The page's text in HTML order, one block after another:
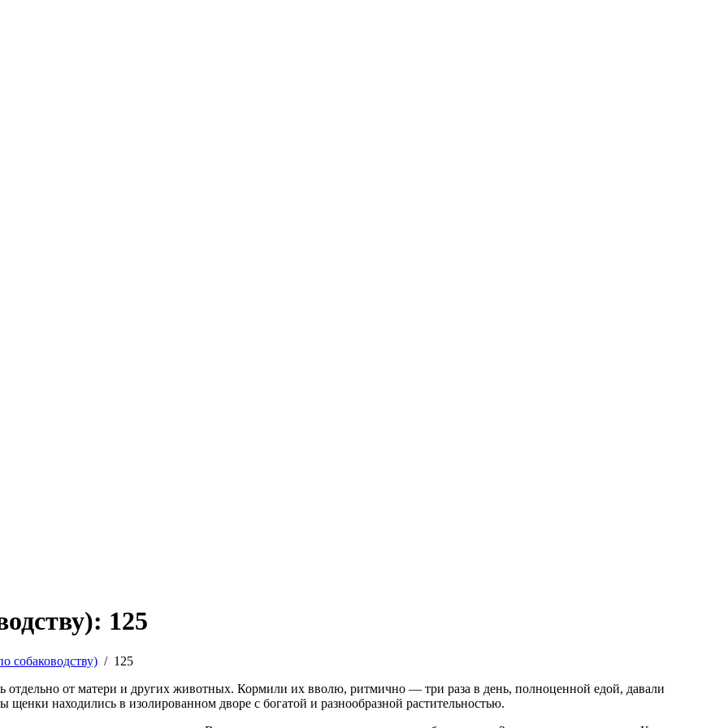
125
собаководству) / 125
отдельно от матери и других животных. Кормили их вволю, ритмично — три раза в день, полноценной едой, давали
находились в изолированном дворе с богатой и разнообразной растительностью.